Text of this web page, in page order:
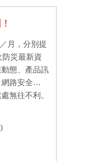
月，分別提
災最新資
態、產品訊
網路安全…
無往不利。